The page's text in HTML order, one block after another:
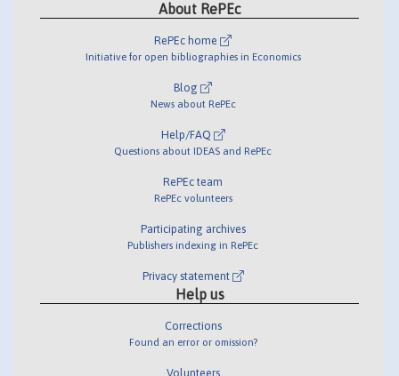
About RePEc
RePEc home
Initiative for open bibliographies in Economics
Blog
News about RePEc
Help/FAQ
Questions about IDEAS and RePEc
RePEc team
RePEc volunteers
Participating archives
Publishers indexing in RePEc
Privacy statement
Help us
Corrections
Found an error or omission?
Volunteers